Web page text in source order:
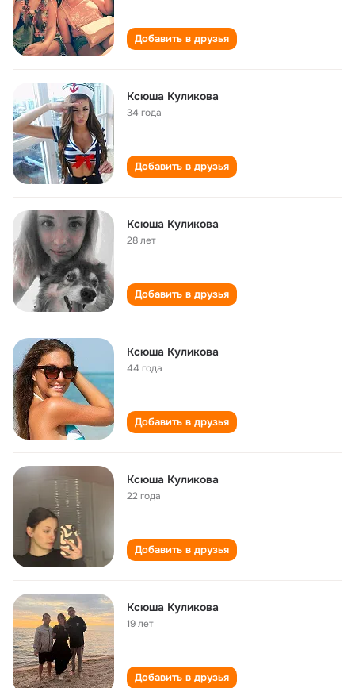
Добавить в друзья
Ксюша Куликова
34 года
Добавить в друзья
Ксюша Куликова
28 лет
Добавить в друзья
Ксюша Куликова
44 года
Добавить в друзья
Ксюша Куликова
22 года
Добавить в друзья
Ксюша Куликова
19 лет
Добавить в друзья